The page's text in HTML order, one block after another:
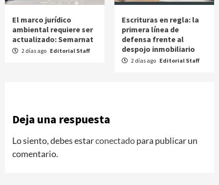
El marco jurídico
ambiental requiere ser
actualizado: Semarnat
2 días ago Editorial Staff
Escrituras en regla: la
primera línea de
defensa frente al
despojo inmobiliario
2 días ago Editorial Staff
Deja una respuesta
Lo siento, debes estarconectadopara publicar un
comentario.